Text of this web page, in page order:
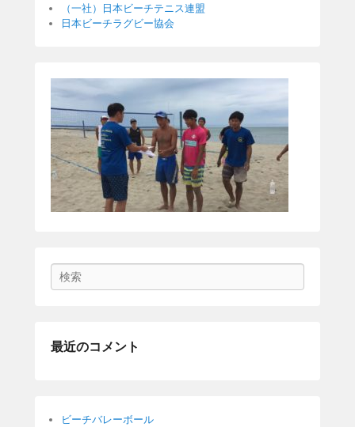
（一社）日本ビーチテニス連盟
日本ビーチラグビー協会
Search
最近のコメント
ビーチバレーボール